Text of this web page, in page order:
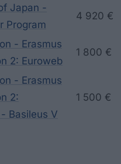
Japan -
Program
4 920 €
- Erasmus
2: Euroweb
1 800 €
- Erasmus
2:
Basileus V
1 500 €